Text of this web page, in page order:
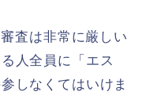
査は非常に厳しい
人全員に「エス
しなくてはいけま